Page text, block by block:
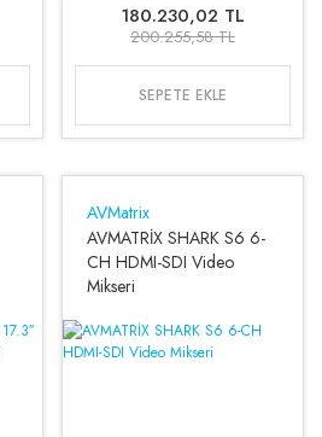
180.230,02 TL
200.255,58 TL
SEPETE EKLE
AVMatrix
AVMATRİX SHARK S6 6-
CH HDMI-SDI Video
Mikseri